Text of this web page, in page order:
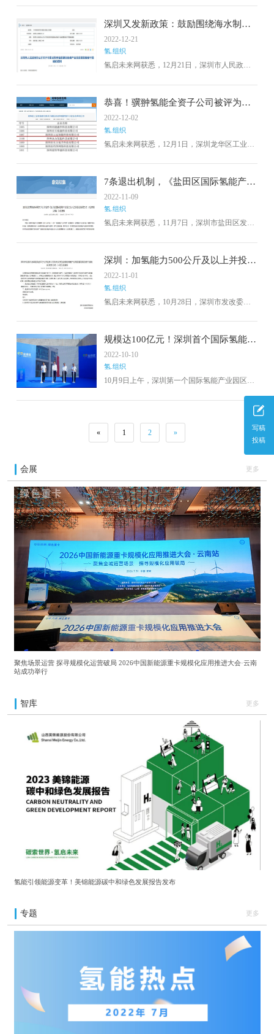
写稿
投稿
行。根据以上协议，双方将充分发挥各自优
势，在2023年上半年首批投放200台氢能冷链物
流车，到2025年前总投放1000辆氢能冷链物流
车。“百县百特”系统平台应运而生，它的核心任
务是实现全国农特产品在粤港澳大湾区畅通销
售，基地助农，湾区惠民，扩大绿色低碳消
深圳又发新政策：鼓励围绕海水制
氢、氢气管道输运等技术！
2022-12-21
氢.组织
氢启未来网获悉，12月21日，深圳市人民政府
业高质量发展的若干措施》的通知
恭喜！骥翀氢能全资子公司被评为
2022年创新型中小企业
2022-12-02
氢.组织
氢启未来网获悉，12月1日，深圳龙华区工业与
区2022年创新中小企业名单的公示》，骥翀氢
能全资子公司深圳众为氢能科技有限公司成功
上榜。
7条退出机制，《盐田区国际氢能产业
园企业入驻及园区管理办法（征求意
见稿）》发布
2022-11-09
氢.组织
氢启未来网获悉，11月7日，深圳市盐田区发展
入驻及园区管理办法（征求意见稿）》
深圳：加氢能力500公斤及以上并投入
使用的加氢站，按省奖补1：1建设配
套
2022-11-01
氢.组织
氢启未来网获悉，10月28日，深圳市发改委印
的若干措施(征求意见稿)》。
规模达100亿元！深圳首个国际氢能产
业园揭牌
2022-10-10
氢.组织
10月9日上午，深圳第一个国际氢能产业园区在
设，一期总用地约9569平方米，拟打造盐田国
6284平方米，拟建设复合能源站。国际氢能产
业园的正式揭牌不仅是盐田区落实“碳达峰、碳
« 1 2 »
会展 更多
聚焦场景运营 探寻规模化运营破局 2026中国新能源重卡规模化应用推进大会·云南
站成功举行
智库 更多
氢能引领能源变革！美锦能源碳中和绿色发展报告发布
专题 更多